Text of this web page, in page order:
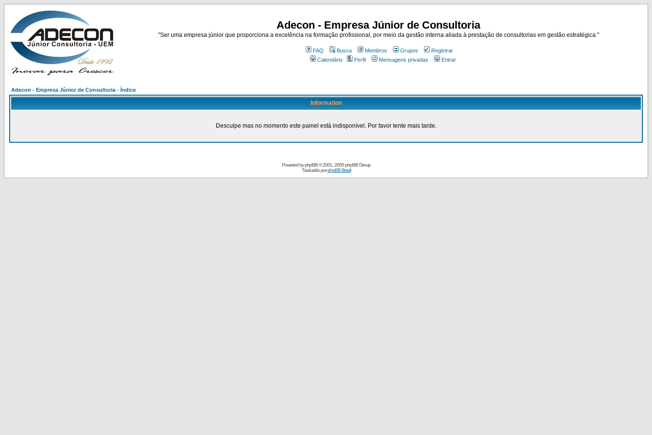
Adecon - Empresa Júnior de Consultoria
"Ser uma empresa júnior que proporciona a excelência na formação profissional, por meio da gestão interna aliada à prestação de consultorias em gestão estratégica."
FAQ Busca Membros Grupos
Registrar
Calendário
Perfil Mensagens privadas Entrar
Adecon - Empresa Júnior de Consultoria - Índice
Information
Desculpe mas no momento este painel está indisponível. Por favor tente mais tarde.
Powered byphpBB© 2001, 2005 phpBB Group
Traduzido porphpBB Brasil